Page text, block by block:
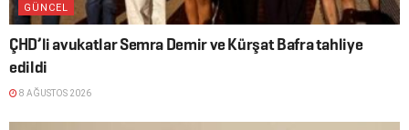
GÜNCEL
ÇHD’li avukatlar Semra Demir ve Kürşat Bafra tahliye
edildi
8 AĞUSTOS 2026